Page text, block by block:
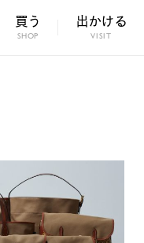
買う
SHOP
出かける
VISIT